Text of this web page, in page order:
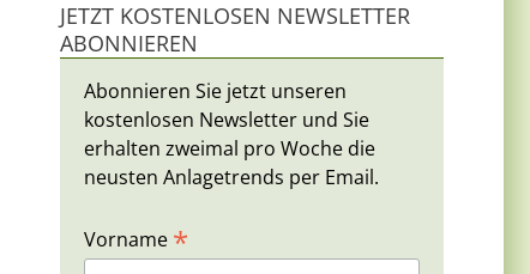
JETZT KOSTENLOSEN NEWSLETTER
ABONNIEREN
Abonnieren Sie jetzt unseren
kostenlosen Newsletter und Sie
erhalten zweimal pro Woche die
neusten Anlagetrends per Email.
Vorname *